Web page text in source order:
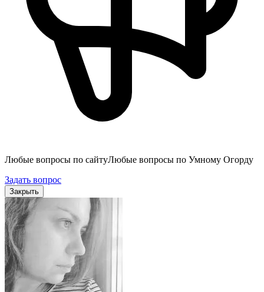
Любые вопросы по сайтуЛюбые вопросы по Умному Огорду
Задать вопрос
Закрыть